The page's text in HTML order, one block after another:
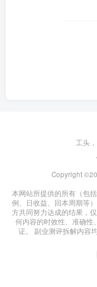
工头
Copyright
本网站所提供的所有（包
例、日收益、回本周期等
方共同努力达成的结果，
何内容的时效性、准确性
证。 副业测评拆解内容